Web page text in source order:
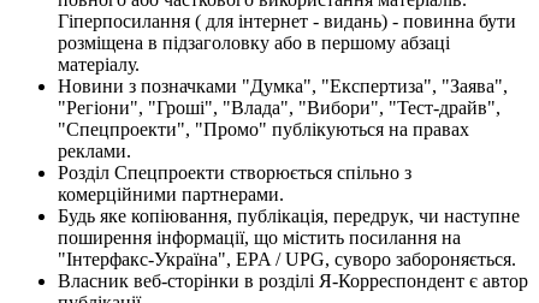
Гіперпосилання ( для інтернет - видань) - повинна бути
розміщена в підзаголовку або в першому абзаці
матеріалу.
Новини з позначками "Думка", "Експертиза", "Заява",
"Регіони", "Гроші", "Влада", "Вибори", "Тест-драйв",
"Спецпроекти", "Промо" публікуються на правах
реклами.
Розділ Спецпроекти створюється спільно з
комерційними партнерами.
Будь яке копіювання, публікація, передрук, чи наступне
поширення інформації, що містить посилання на
"Інтерфакс-Україна", EPA / UPG, суворо забороняється.
Власник веб-сторінки в розділі Я-Корреспондент є автор